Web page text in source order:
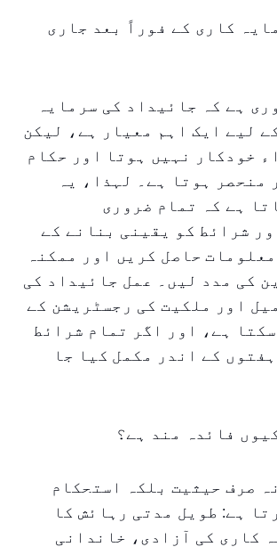
کاری کے فوراً بعد جاری
ہے کہ جائیداد کی سرمایہ
لیے ایک اہم معیار ہے، لیکن
خودکار نہیں ہوتا اور حکام
منحصر ہوتا ہے۔ لہذا، یہ
ہے کہ تمام ضروری
شرائط کو یقینی بنانے کے
حاصل کریں اور ممکنہ
کی مدد لیں۔ عمل جائیداد کی
اور ملکیت کی رجسٹریشن کے
ہے، اور اگر تمام شرائط
کے اندر مکمل کیا جا
فائدہ مند ہے؟
صرف حیثیت بلکہ استحکام
ہے: طویل مدتی رہائش کا
کاری کی آزادی، خاندانی